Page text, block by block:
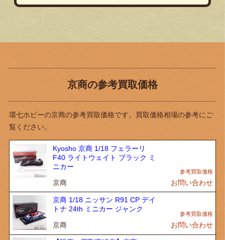
京商の参考買取価格
環七ホビーの京商の参考買取価格です。買取価格相場の参考にご
覧ください。
Kyosho 京商 1/18 フェラーリ
F40 ライトウェイト ブラック ミ
ニカー
京商 お問い合わせ
京商 1/18 ニッサン R91 CP デイ
トナ 24th ミニカー ジャンク
京商 お問い合わせ